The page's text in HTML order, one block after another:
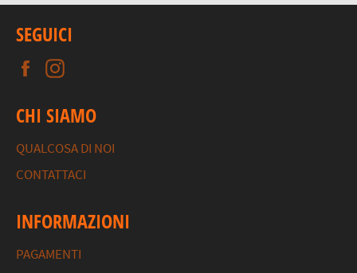
SEGUICI
Facebook
CHI SIAMO
QUALCOSA DI NOI
CONTATTACI
INFORMAZIONI
PAGAMENTI